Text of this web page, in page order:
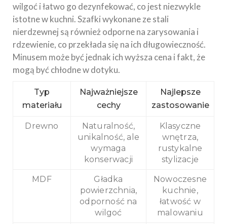
wilgoć i łatwo go dezynfekować, co jest niezwykle
istotne w kuchni. Szafki wykonane ze stali
nierdzewnej są również odporne na zarysowania i
rdzewienie, co przekłada się na ich długowieczność.
Minusem może być jednak ich wyższa cena i fakt, że
mogą być chłodne w dotyku.
Typ
materiału
Najważniejsze
cechy
Najlepsze
zastosowanie
Drewno
Naturalność,
unikalność, ale
wymaga
konserwacji
Klasyczne
wnętrza,
rustykalne
stylizacje
MDF
Gładka
powierzchnia,
odporność na
wilgoć
Nowoczesne
kuchnie,
łatwość w
malowaniu